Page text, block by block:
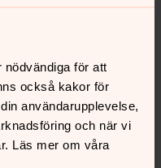
för att
också kakor för
användarupplevelse,
och när vi
Läs mer om våra
– 12.00
info ring Ann-